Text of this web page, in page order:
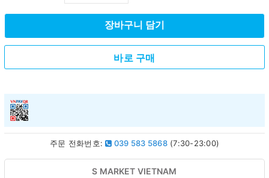
장바구니 담기
바로 구매
주문 전화번호: 039 583 5868(7:30-23:00)
S MARKET VIETNAM